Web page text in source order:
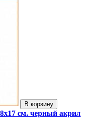
В корзину
см. черный акрил